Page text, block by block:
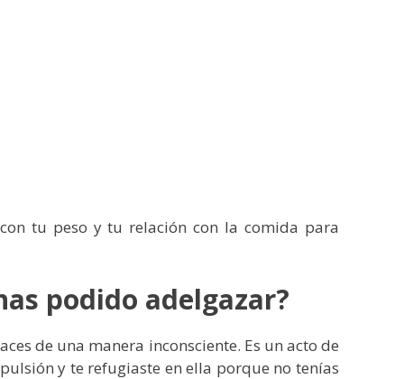
tu peso y tu relación con la comida para
podido adelgazar?
de una manera inconsciente. Es un acto de
y te refugiaste en ella porque no tenías